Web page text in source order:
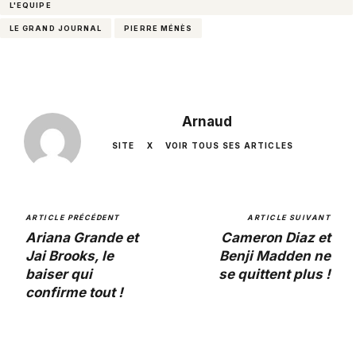
L'EQUIPE
LE GRAND JOURNAL PIERRE MÉNÈS
Arnaud
SITE X VOIR TOUS SES ARTICLES
ARTICLE PRÉCÉDENT
Ariana Grande et
Jai Brooks, le
baiser qui
confirme tout !
ARTICLE SUIVANT
Cameron Diaz et
Benji Madden ne
se quittent plus !